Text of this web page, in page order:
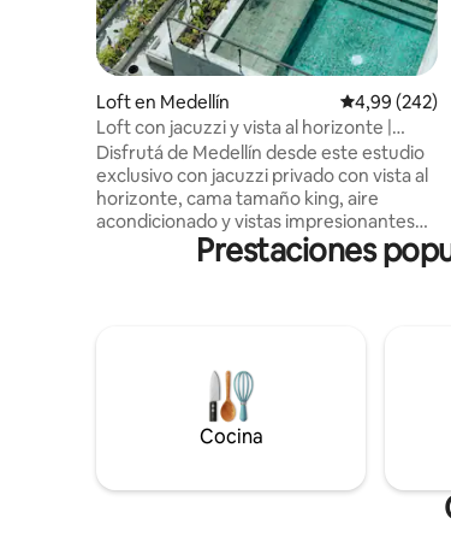
Loft en Medellín Calificación
4,99 (242)
Loft con jacuzzi y vista al horizonte |
Ubicación privilegiada en Provenza
Disfrutá de Medellín desde este estudio
exclusivo con jacuzzi privado con vista al
horizonte, cama tamaño king, aire
acondicionado y vistas impresionantes
de la ciudad: el mejor refugio para la
elegancia, la comodidad y la vibrante vida
pocos minutos. Disfrutá de un televisor
inteligente de 54" con Netflix, espacio de
trabajo con wifi de alta velocidad, cocina,
lavadora/secadora, gimnasio, sauna,
en el lugar.
Prestaciones
Cocina